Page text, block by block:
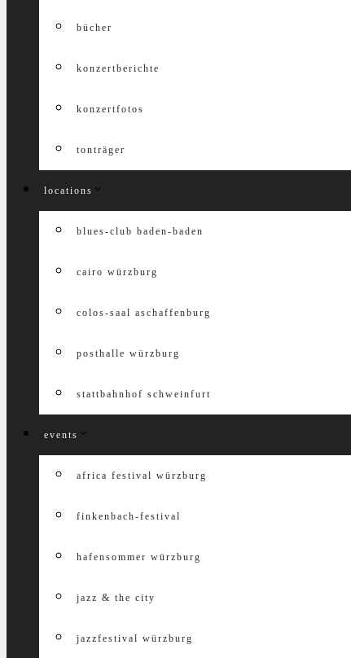
bücher
konzertberichte
konzertfotos
tonträger
locations
blues-club baden-baden
cairo würzburg
colos-saal aschaffenburg
posthalle würzburg
stattbahnhof schweinfurt
events
africa festival würzburg
finkenbach-festival
hafensommer würzburg
jazz & the city
jazzfestival würzburg